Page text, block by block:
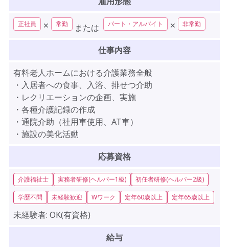
正社員 ✕ 常勤 または パート・アルバイト ✕ 非常勤
仕事内容
有料老人ホームにおける介護業務全般
・入居者への食事、入浴、排せつ介助
・レクリエーションの企画、実施
・各種介護記録の作成
・通院介助（社用車使用、AT車）
・施設の美化活動
応募資格
介護福祉士 実務者研修(ヘルパー1級) 初任者研修(ヘルパー2級)
学歴不問 未経験歓迎 Wワーク 定年60歳以上 定年65歳以上
未経験者: OK(有資格)
給与